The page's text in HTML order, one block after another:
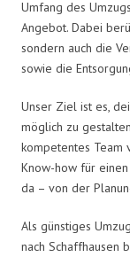
Umfang des
Angebot. Dabei
sondern auch die
sowie die
Unser Ziel ist es,
möglich zu
kompetentes Team
Know-how für
da – von der
Als günstiges
nach Schaffhausen